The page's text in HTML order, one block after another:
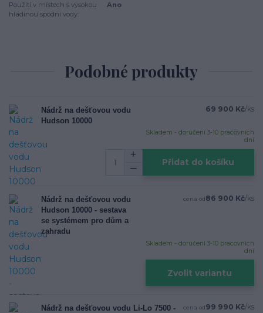
Použití v místech s vysokou
hladinou spodní vody:
Ano
Podobné produkty
Nádrž na dešťovou vodu
Hudson 10000
69 900 Kč/ks
Skladem - doručení 3-10 pracovních
dní
Přidat do košíku
Nádrž na dešťovou vodu
Hudson 10000 - sestava
se systémem pro dům a
zahradu
cena od 86 900 Kč/ks
Skladem - doručení 3-10 pracovních
dní
Zvolit variantu
Nádrž na dešťovou vodu Li-Lo 7500 -
cena od99 990 Kč/ks